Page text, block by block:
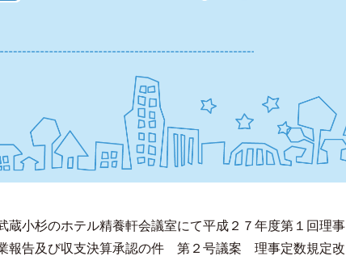
蔵小杉のホテル精養軒会議室にて平成２７年度第１回理事
報告及び収支決算承認の件 第２号議案 理事定数規定改